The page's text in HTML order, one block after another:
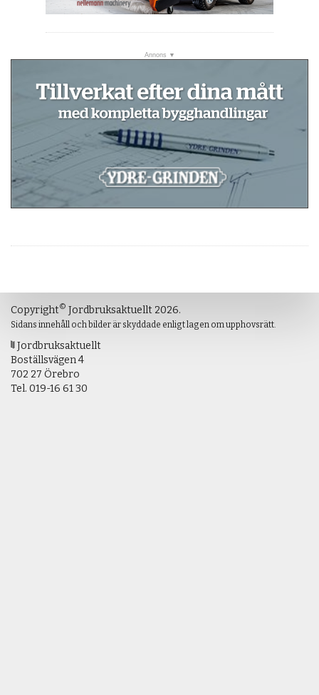
Copyright© Jordbruksaktuellt 2026.
Sidans innehåll och bilder är skyddade enligt lagen om upphovsrätt.
Jordbruksaktuellt
Boställsvägen 4
702 27 Örebro
Tel. 019-16 61 30